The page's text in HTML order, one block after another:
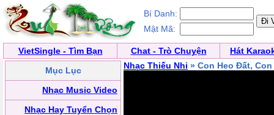
Bí Danh:
Mật Mã:
VietSingle - Tìm Bạn Chat - Trò Chuyện
Hát
Mục Lục
Nhạc Music Video
Nhạc Hay Tuyển Chọn
Nhạc Thiếu Nhi » Con Heo Đất,